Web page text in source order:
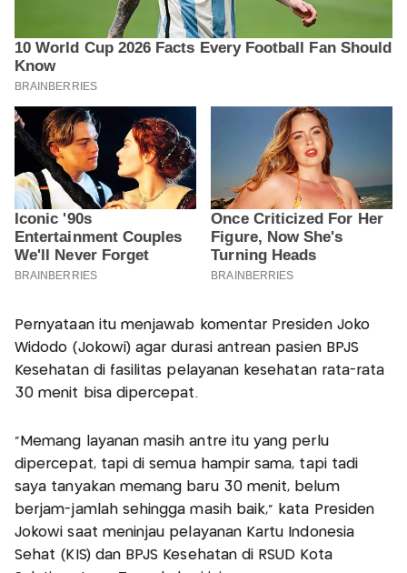
Pernyataan itu menjawab komentar Presiden Joko
Widodo (Jokowi) agar durasi antrean pasien BPJS
Kesehatan di fasilitas pelayanan kesehatan rata-rata
30 menit bisa dipercepat.
"Memang layanan masih antre itu yang perlu
dipercepat, tapi di semua hampir sama, tapi tadi
saya tanyakan memang baru 30 menit, belum
berjam-jamlah sehingga masih baik," kata Presiden
Jokowi saat meninjau pelayanan Kartu Indonesia
Sehat (KIS) dan BPJS Kesehatan di RSUD Kota